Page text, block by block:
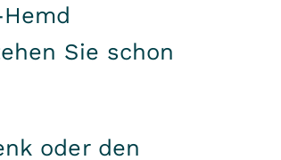
Sie schon
oder den